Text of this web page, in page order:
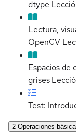
dtype
Lectura,
OpenCV
Espacios de
grises
Test:
2 Operaciones